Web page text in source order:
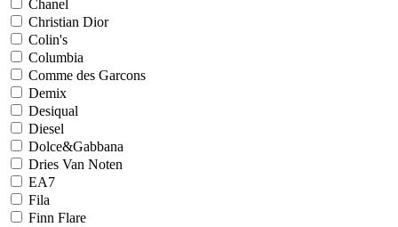
Chanel
Christian Dior
Colin's
Columbia
Comme des Garcons
Demix
Desiqual
Diesel
Dolce&Gabbana
Dries Van Noten
EA7
Fila
Finn Flare